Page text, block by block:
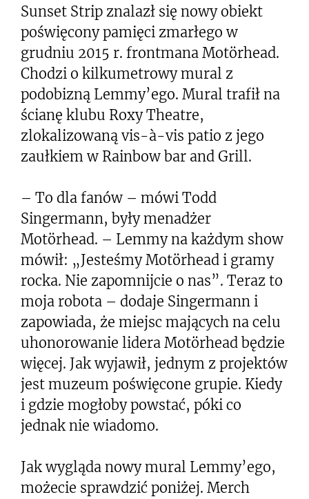
Sunset Strip znalazł się nowy obiekt
poświęcony pamięci zmarłego w
grudniu 2015 r. frontmana Motörhead.
Chodzi o kilkumetrowy mural z
podobizną Lemmy’ego. Mural trafił na
ścianę klubu Roxy Theatre,
zlokalizowaną vis-à-vis patio z jego
zaułkiem w Rainbow bar and Grill.
– To dla fanów – mówi Todd
Singermann, były menadżer
Motörhead. – Lemmy na każdym show
mówił: „Jesteśmy Motörhead i gramy
rocka. Nie zapomnijcie o nas”. Teraz to
moja robota – dodaje Singermann i
zapowiada, że miejsc mających na celu
uhonorowanie lidera Motörhead będzie
więcej. Jak wyjawił, jednym z projektów
jest muzeum poświęcone grupie. Kiedy
i gdzie mogłoby powstać, póki co
jednak nie wiadomo.
Jak wygląda nowy mural Lemmy’ego,
możecie sprawdzić poniżej. Merch